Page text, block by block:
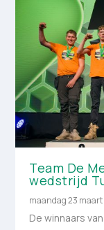
Team De
wedstrijd
maandag 23 maart
De winnaars